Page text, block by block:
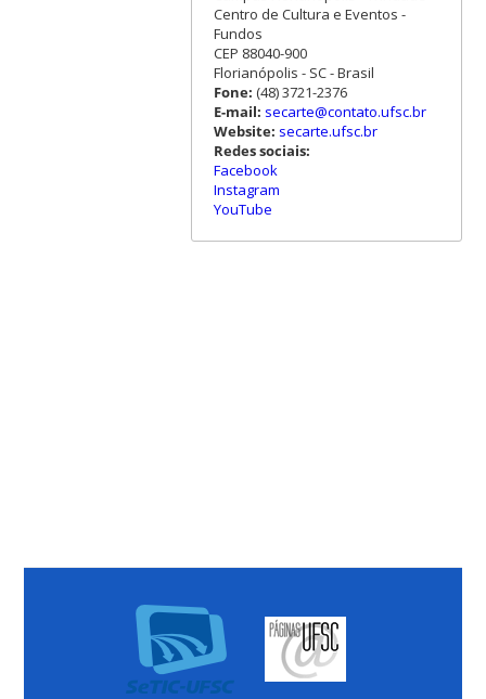
Centro de Cultura e Eventos -
Fundos
CEP 88040-900
Florianópolis - SC - Brasil
Fone: (48) 3721-2376
E-mail: secarte@contato.ufsc.br
Website: secarte.ufsc.br
Redes sociais:
Facebook
Instagram
YouTube